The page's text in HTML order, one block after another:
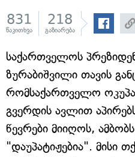
831
წაკითხვა
218
გაზიარება
საქართველოს
ზურაბიშვილი თავის
რომსაქართველო
გვერდის ავლით
წევრები მიიღოს,
"დაუპატიჟებია". მისი